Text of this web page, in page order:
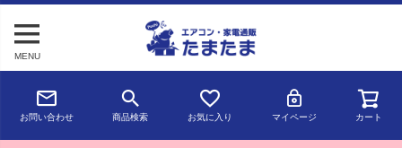
MENU
お問い合わせ 商品検索 お気に入り マイページ カート